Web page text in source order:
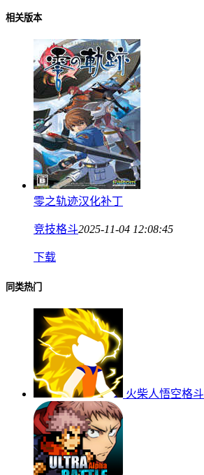
相关版本
零之轨迹汉化补丁
竞技格斗2025-11-04 12:08:45
下载
同类热门
火柴人悟空格斗